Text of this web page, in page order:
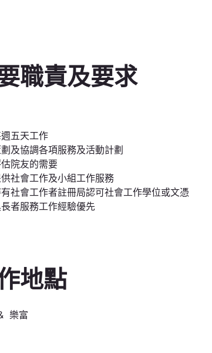
職責及要求
五天工作
及協調各項服務及活動計劃
院友的需要
社會工作及小組工作服務
社會工作者註冊局認可社會工作學位或文憑
者服務工作經驗優先
地點
樂富